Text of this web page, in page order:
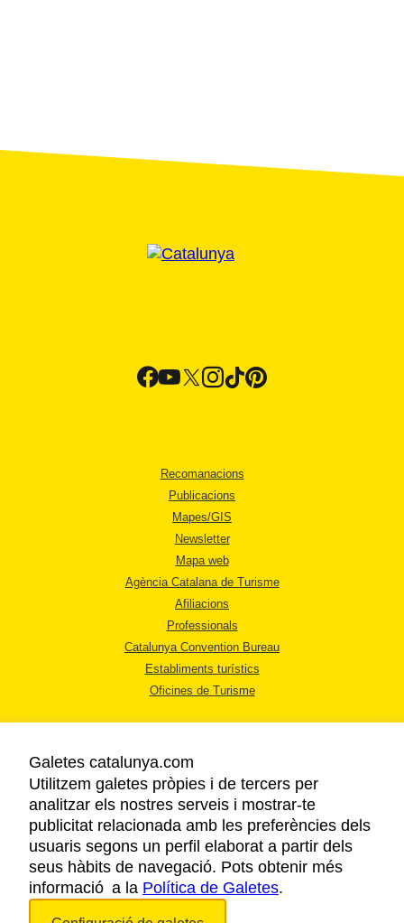
Recomanacions
Publicacions
Mapes/GIS
Newsletter
Mapa web
Agència Catalana de Turisme
Afiliacions
Professionals
Catalunya Convention Bureau
Establiments turístics
Oficines de Turisme
AVÍS LEGAL
POLÍTICA DE PRIVACITAT
COOKIES
ACCESSIBILITAT
Galetes catalunya.com
Utilitzem galetes pròpies i de tercers per
analitzar els nostres serveis i mostrar-te
publicitat relacionada amb les preferències dels
usuaris segons un perfil elaborat a partir dels
seus hàbits de navegació. Pots obtenir més
informació a la Política de Galetes.